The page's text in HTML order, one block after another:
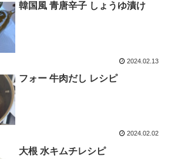
韓国風 青唐辛子 しょうゆ漬け
2024.02.13
フォー 牛肉だし レシピ
2024.02.02
大根 水キムチレシピ